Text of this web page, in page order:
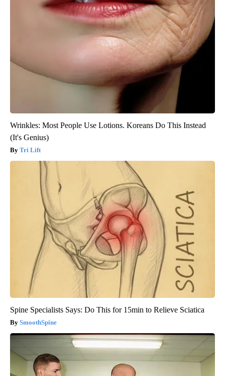
Wrinkles: Most People Use Lotions. Koreans Do This Instead
(It's Genius)
Tri Lift
Spine Specialists Says: Do This for 15min to Relieve Sciatica
SmoothSpine